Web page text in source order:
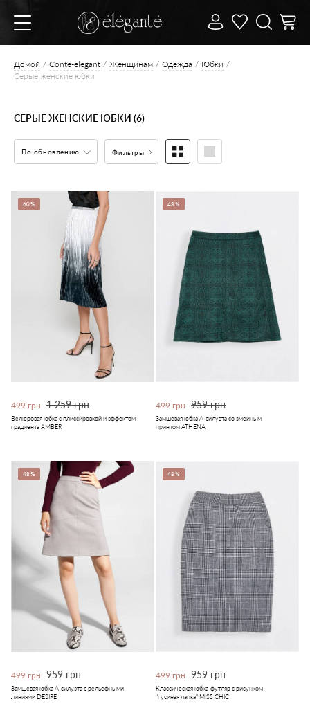
Домой Conte-elegant Женщинам Одежда
Юбки
Серые женские юбки
СЕРЫЕ ЖЕНСКИЕ ЮБКИ (6)
По обновлению Фильтры
60%
499 грн 1 259 грн
Велюровая юбка с плиссировкой и эффектом
градиента AMBER
48%
499 грн 959 грн
Замшевая юбка А-силуэта со змеиным
принтом ATHENA
48%
499 грн 959 грн
Замшевая юбка А-силуэта c рельефными
линиями DESIRE
48%
499 грн 959 грн
Классическая юбка-футляр с рисунком
"гусиная лапка" MISS CHIC